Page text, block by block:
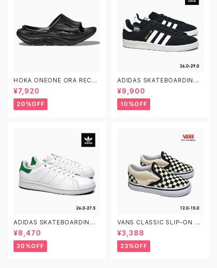
HOKA ONEONE ORA RECO
VERY SLIDE 3 ホカオネオネ
オラ リカバリー スライド 3 109
9675 BDGGR メンズ リカバリ
ーサンダル
¥7,920
20%OFF
ADIDAS SKATEBOARDING
CAMPUS ADV B22716 26.0
-29.0 アディダス スケートボー
ディング キャンパスADV
¥9,900
10%OFF
ADIDAS SKATEBOARDING
STAN SMITH ADV GX9753
26.0-27.5 アディダス スケート
ボーディング スタンスミスADV
スケシュー
¥8,470
30%OFF
VANS CLASSIC SLIP-ON T
VN000EX8BWW CHECKER
BOARD 12.0-15.0 ヴァンズ ク
ラシック スリッポン ベビーシュ
ーズ
¥3,388
23%OFF